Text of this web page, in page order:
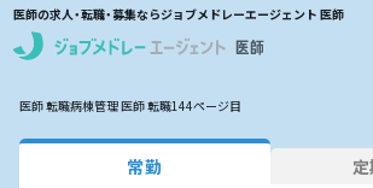
医師の求人・転職・募集ならジョブメドレーエージェント 医師
求人を探す
常勤の求人
医師 転職病棟管理 医師 転職144ページ目
常勤